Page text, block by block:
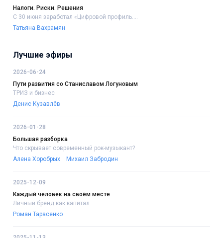
Налоги. Риски. Решения
С 30 июня заработал «Цифровой профиль....
Татьяна Вахрамян
Лучшие эфиры
2026-06-24
Пути развития со Станиславом Логуновым
ТРИЗ и бизнес
Денис Кузавлёв
2026-01-28
Большая разборка
Что скрывает современный рок-музыкант?
Алена Хоробрых
Михаил Забродин
2025-12-09
Каждый человек на своём месте
Личный бренд как капитал
Роман Тарасенко